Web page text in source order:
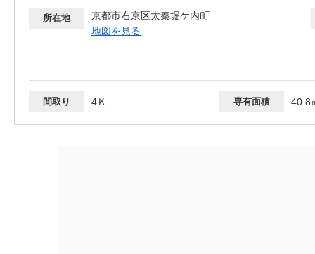
所在地
京都市右京区太秦堀ケ内町
地図を見る
間取り 4Ｋ 専有面積 40.8